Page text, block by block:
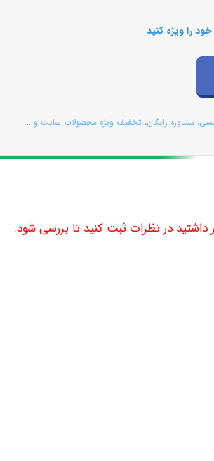
را ویژه کنید
مشاوره رایگان، تخفیف ویژه محصولات سایت و ...
داشتید در نظرات ثبت کنید تا بررسی شود.